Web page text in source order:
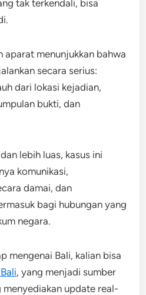
tak terkendali, bisa
aparat menunjukkan bahwa
secara serius:
dari lokasi kejadian,
bukti, dan
lebih luas, kasus ini
komunikasi,
damai, dan
bagi hubungan yang
negara.
mengenai Bali, kalian bisa
, yang menjadi sumber
update real-